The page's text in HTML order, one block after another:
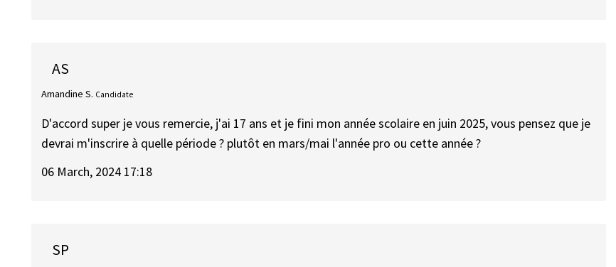
AS
Amandine S. Candidate
D'accord super je vous remercie, j'ai 17 ans et je fini mon année scolaire en juin 2025, vous pensez que je
devrai m'inscrire à quelle période ? plutôt en mars/mai l'année pro ou cette année ?
06 March, 2024 17:18
SP